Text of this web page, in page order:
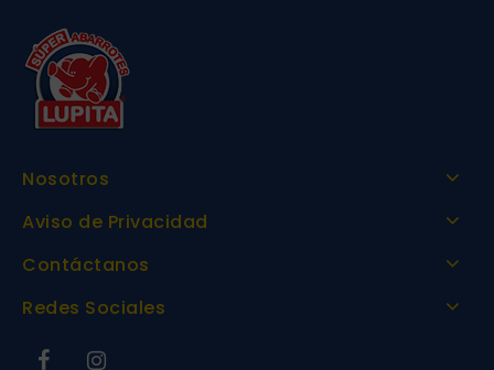
Nosotros
Aviso de Privacidad
Contáctanos
Redes Sociales